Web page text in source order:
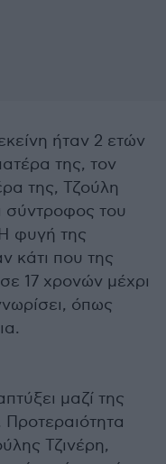
ήταν 2 ετών
της, τον
της, Τζούλη
σύντροφος του
φυγή της
κάτι που της
17 χρονών μέχρι
όπως
μαζί της
Προτεραιότητα
Τζινέρη,